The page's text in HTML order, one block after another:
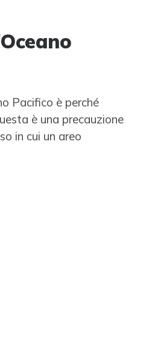
Pacifico è perché
è una precauzione
in cui un areo